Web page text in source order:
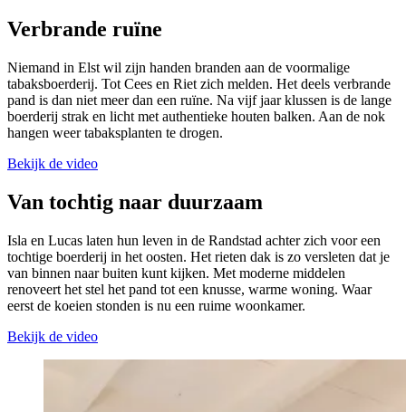
Verbrande ruïne
Niemand in Elst wil zijn handen branden aan de voormalige
tabaksboerderij. Tot Cees en Riet zich melden. Het deels verbrande
pand is dan niet meer dan een ruïne. Na vijf jaar klussen is de lange
boerderij strak en licht met authentieke houten balken. Aan de nok
hangen weer tabaksplanten te drogen.
Bekijk de video
Van tochtig naar duurzaam
Isla en Lucas laten hun leven in de Randstad achter zich voor een
tochtige boerderij in het oosten. Het rieten dak is zo versleten dat je
van binnen naar buiten kunt kijken. Met moderne middelen
renoveert het stel het pand tot een knusse, warme woning. Waar
eerst de koeien stonden is nu een ruime woonkamer.
Bekijk de video